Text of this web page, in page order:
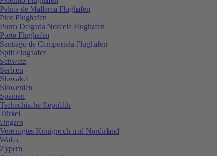
Palma de Mallorca Flughafen
Pico Flughafen
Ponta Delgada Nordela Flughafen
Porto Flughafen
Santiago de Compostela Flughafen
Split Flughafen
Schweiz
Serbien
Slowakei
Slowenien
Spanien
Tschechische Republik
Türkei
Ungarn
Vereinigtes Königreich und Nordirland
Wales
Zypern